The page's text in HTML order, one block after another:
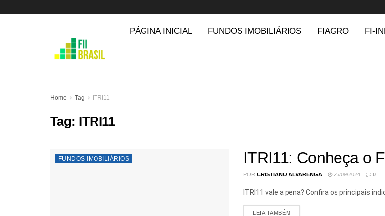
PÁGINA INICIAL FUNDOS IMOBILIÁRIOS FIAGRO FI-
Home Tag ITRI11
Tag: ITRI11
FUNDOS IMOBILIÁRIOS ITRI11: Conheça o
POR CRISTIANO ALVARENGA 26/09/2024 0
ITRI11 vale a pena? Confira os principais
LEIA TAMBÉM